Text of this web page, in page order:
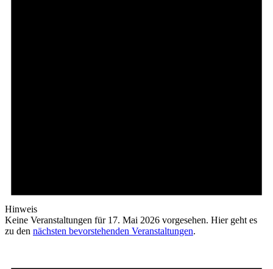
Hinweis
Keine Veranstaltungen für 17. Mai 2026 vorgesehen. Hier geht es
zu den nächsten bevorstehenden Veranstaltungen.